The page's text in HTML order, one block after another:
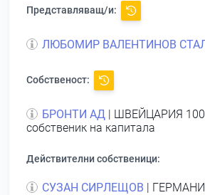
Представляващ/и:
ЛЮБОМИР ВАЛЕНТИНОВ
Собственост:
БРОНТИ АД | ШВЕЙЦАРИЯ
собственик на капитала
Действителни собственици:
СУЗАН СИРЛЕЩОВ |